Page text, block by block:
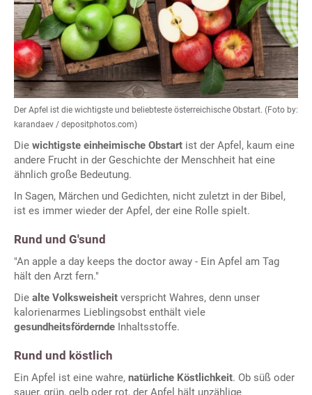
Der Apfel ist die wichtigste und beliebteste österreichische Obstart. (Foto by:
karandaev / depositphotos.com)
Die wichtigste einheimische Obstart ist der Apfel, kaum eine
andere Frucht in der Geschichte der Menschheit hat eine
ähnlich große Bedeutung.
In Sagen, Märchen und Gedichten, nicht zuletzt in der Bibel,
ist es immer wieder der Apfel, der eine Rolle spielt.
Rund und G'sund
"An apple a day keeps the doctor away - Ein Apfel am Tag
hält den Arzt fern."
Die alte Volksweisheit verspricht Wahres, denn unser
kalorienarmes Lieblingsobst enthält viele
gesundheitsfördernde Inhaltsstoffe.
Rund und köstlich
Ein Apfel ist eine wahre, natürliche Köstlichkeit. Ob süß oder
sauer, grün, gelb oder rot, der Apfel hält unzählige